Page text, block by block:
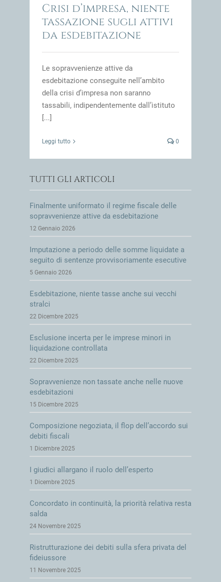
Crisi d’impresa, niente
tassazione sugli attivi
da esdebitazione
Le sopravvenienze attive da
esdebitazione conseguite nell’ambito
della crisi d’impresa non saranno
tassabili, indipendentemente dall’istituto
[...]
Leggi tutto 0
TUTTI GLI ARTICOLI
Finalmente uniformato il regime fiscale delle
sopravvenienze attive da esdebitazione
12 Gennaio 2026
Imputazione a periodo delle somme liquidate a
seguito di sentenze provvisoriamente esecutive
5 Gennaio 2026
Esdebitazione, niente tasse anche sui vecchi
stralci
22 Dicembre 2025
Esclusione incerta per le imprese minori in
liquidazione controllata
22 Dicembre 2025
Sopravvenienze non tassate anche nelle nuove
esdebitazioni
15 Dicembre 2025
Composizione negoziata, il flop dell’accordo sui
debiti fiscali
1 Dicembre 2025
I giudici allargano il ruolo dell’esperto
1 Dicembre 2025
Concordato in continuità, la priorità relativa resta
salda
24 Novembre 2025
Ristrutturazione dei debiti sulla sfera privata del
fideiussore
11 Novembre 2025